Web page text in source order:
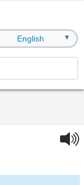
English ▼